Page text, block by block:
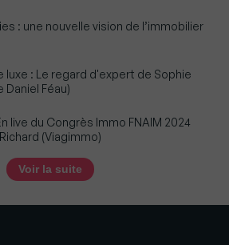
: une nouvelle vision de l’immobilier
luxe : Le regard d'expert de Sophie
Daniel Féau)
live du Congrès Immo FNAIM 2024
(Viagimmo)
Voir la suite